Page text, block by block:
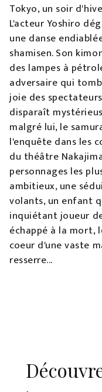
Tokyo, un soir
L'acteur Yoshiro
une danse
shamisen. Son
des lampes à
adversaire qui
joie des
disparaît
malgré lui, le
l'enquête dans les
du théâtre
personnages les
ambitieux, une
volants, un enfant
inquiétant joueur
échappé à la mort,
coeur d'une vaste
resserre...